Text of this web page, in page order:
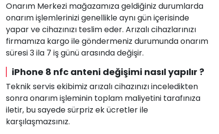
Onarım Merkezi mağazamıza geldiğiniz durumlarda
onarım işlemlerinizi genellikle aynı gün içerisinde
yapar ve cihazınızı teslim eder. Arızalı cihazlarınızı
firmamıza kargo ile göndermeniz durumunda onarım
süresi 3 ila 7 iş günü arasında değişir.
iPhone 8 nfc anteni değişimi nasıl yapılır ?
Teknik servis ekibimiz arızalı cihazınızı inceledikten
sonra onarım işleminin toplam maliyetini tarafınıza
iletir, bu sayede sürpriz ek ücretler ile
karşılaşmazsınız.